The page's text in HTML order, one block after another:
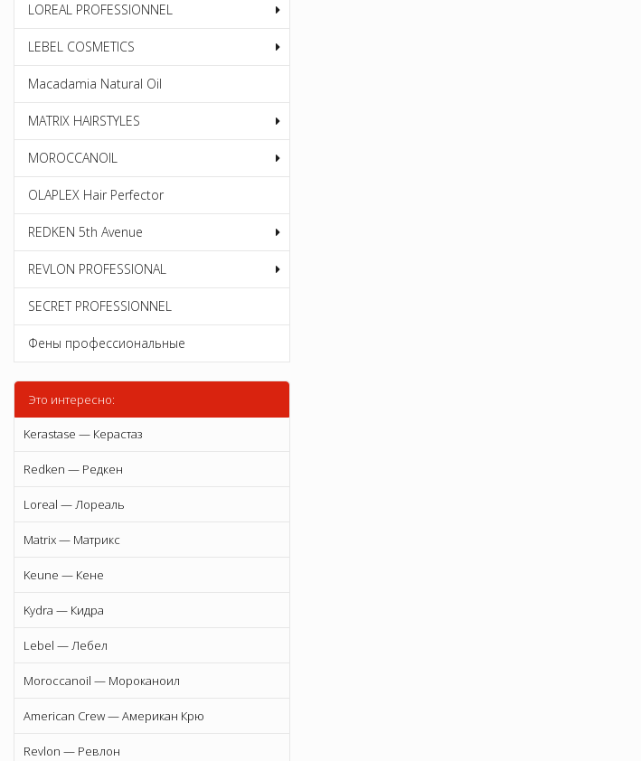
LOREAL PROFESSIONNEL
LEBEL COSMETICS
Macadamia Natural Oil
MATRIX HAIRSTYLES
MOROCCANOIL
OLAPLEX Hair Perfector
REDKEN 5th Avenue
REVLON PROFESSIONAL
SECRET PROFESSIONNEL
Фены профессиональные
Это интересно:
Kerastase — Керастаз
Redken — Редкен
Loreal — Лореаль
Matrix — Матрикс
Keune — Кене
Kydra — Кидра
Lebel — Лебел
Moroccanoil — Мороканоил
American Crew — Американ Крю
Revlon — Ревлон